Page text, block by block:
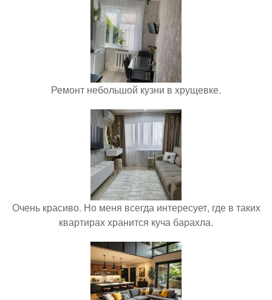
Ремонт небольшой кузни в хрущевке.
Очень красиво. Но меня всегда интересует, где в таких
квартирах хранится куча барахла.